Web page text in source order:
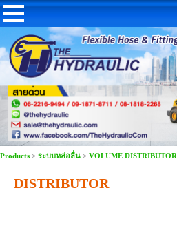
Products > ระบบหล่อลื่น > VOLUME DISTRIBUTOR
DISTRIBUTOR